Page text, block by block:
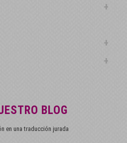
BLOG
en una traducción jurada